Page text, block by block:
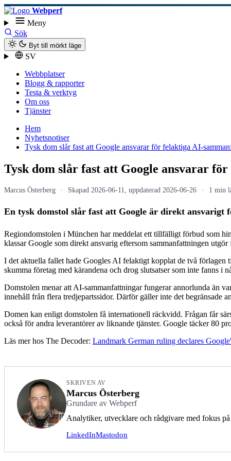
Webperf
Meny
Sök
Byt till mörkt läge
SV
Webbplatser
Blogg & rapporter
Testa & verktyg
Om oss
Tjänster
Hem
Nyhetsnotiser
Tysk dom slår fast att Google ansvarar för felaktiga AI-
Tysk dom slår fast att Google ansvarar
Marcus Österberg Skapad 2026-06-11 , uppdaterad 2026-06-26 1 min
En tysk domstol slår fast att Google är direkt ansvarigt
Regiondomstolen i München har meddelat ett tillfälligt förbud som
klassar Google som direkt ansvarig eftersom sammanfattningen
I det aktuella fallet hade Googles AI felaktigt kopplat de två
skumma företag med kärandena och drog slutsatser som inte fanns i
Domstolen menar att AI-sammanfattningar fungerar annorlunda än
innehåll från flera tredjepartssidor. Därför gäller inte det begränsade
Domen kan enligt domstolen få internationell räckvidd. Frågan får
också för andra leverantörer av liknande tjänster. Google täcker 80
Läs mer hos The Decoder: Landmark German ruling declares
SKRIVEN AV
Marcus Österberg
Grundare av Webperf
Analytiker, utvecklare och rådgivare med fokus
LinkedInMastodon